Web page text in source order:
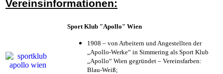
Vereinsinformationen:
Sport Klub "Apollo" Wien
1908 – von Arbeitern und Angestellten der
„Apollo-Werke“ in Simmering als Sport Klub
„Apollo“ Wien gegründet – Vereinsfarben:
Blau-Weiß;